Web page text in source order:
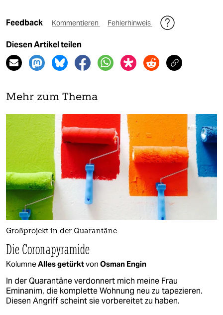
Feedback Kommentieren Fehlerhinweis
Diesen Artikel teilen
Mehr zum Thema
Großprojekt in der Quarantäne
Die Coronapyramide
KolumneAlles getürktvon Osman Engin
In der Quarantäne verdonnert mich meine Frau
Eminanim, die komplette Wohnung neu zu tapezieren.
Diesen Angriff scheint sie vorbereitet zu haben.